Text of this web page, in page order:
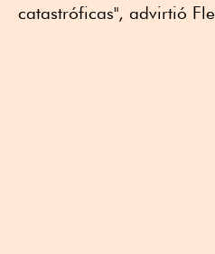
catastróficas", advirtió